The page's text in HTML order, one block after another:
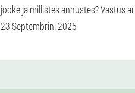
jooke ja millistes annustes? Vastus
23 Septembrini 2025